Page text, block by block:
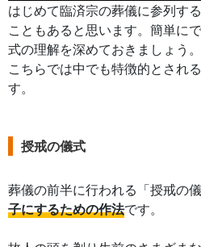
はじめて臨済宗の葬儀に参列す
こともあると思います。簡単に
式の理解を深めておきましょう。
こちらでは中でも特徴的とされ
す。
授戒の儀式
葬儀の前半に行われる「授戒の儀
子にするための作法です。